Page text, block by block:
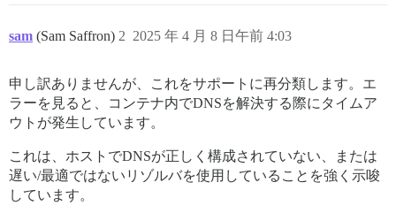
sam (Sam Saffron) 2025 年 4 月 8 日午前 4:03
2
申し訳ありませんが、これをサポートに再分類します。エ
ラーを見ると、コンテナ内でDNSを解決する際にタイムア
ウトが発生しています。
これは、ホストでDNSが正しく構成されていない、または
遅い/最適ではないリゾルバを使用していることを強く示唆
しています。